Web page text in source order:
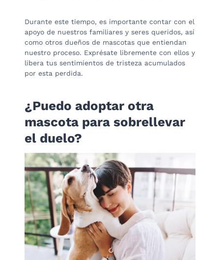
Durante este tiempo, es importante contar con el
apoyo de nuestros familiares y seres queridos, así
como otros dueños de mascotas que entiendan
nuestro proceso. Exprésate libremente con ellos y
libera tus sentimientos de tristeza acumulados
por esta perdida.
¿Puedo adoptar otra
mascota para sobrellevar
el duelo?